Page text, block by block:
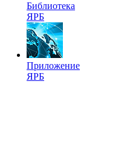
Библиотека
ЯРБ
Приложение
ЯРБ